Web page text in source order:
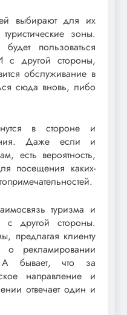
выбирают для их
зоны.
пользоваться
с другой стороны,
обслуживание в
сюда вновь, либо
в стороне и
Даже если и
есть вероятность,
посещения каких-
туризма и
с другой стороны.
предлагая клиенту
рекламировании
А бывает, что за
направление и
отвечает один и